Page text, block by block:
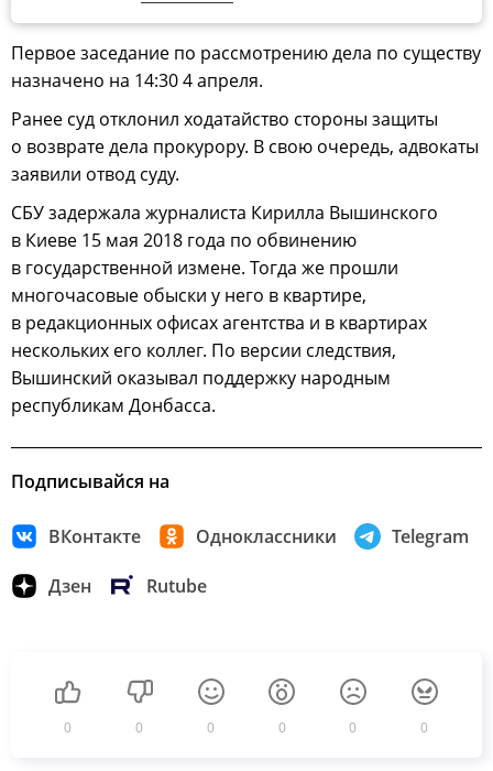
Первое заседание по рассмотрению дела по существу
назначено на 14:30 4 апреля.
Ранее суд отклонил ходатайство стороны защиты
о возврате дела прокурору. В свою очередь, адвокаты
заявили отвод суду.
СБУ задержала журналиста Кирилла Вышинского
в Киеве 15 мая 2018 года по обвинению
в государственной измене. Тогда же прошли
многочасовые обыски у него в квартире,
в редакционных офисах агентства и в квартирах
нескольких его коллег. По версии следствия,
Вышинский оказывал поддержку народным
республикам Донбасса.
Подписывайся на
ВКонтакте Одноклассники Telegram
Дзен Rutube
0 0 0 0 0 0